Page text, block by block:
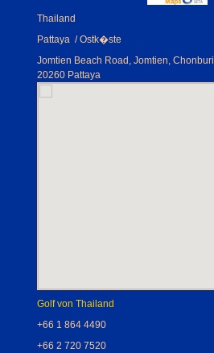
Thailand
Pattaya / Ostk�ste
Jomtien Beach Road, Jomtien, Chonburi
20260 Pattaya
Golf von Thailand
+66 1 864 4490
+66 2 720 7520